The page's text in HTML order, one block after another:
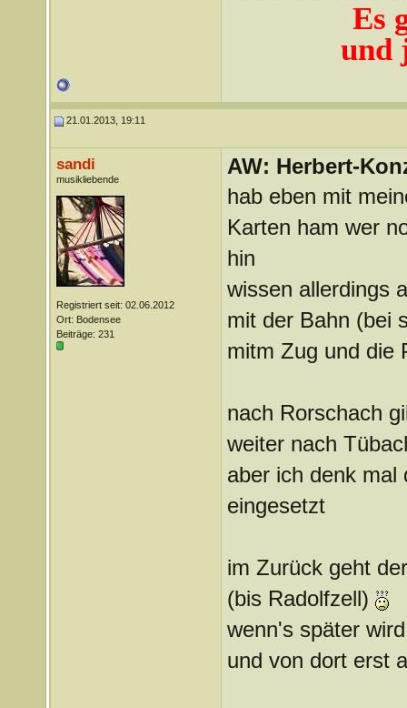
Es
und
21.01.2013, 19:11
sandi
musikliebende
Registriert seit: 02.06.2012
Ort: Bodensee
Beiträge: 231
AW: Herbert-
hab eben mit
Karten ham wer
hin
wissen allerdings
mit der Bahn (bei
mitm Zug und die
nach Rorschach
weiter nach
aber ich denk mal
eingesetzt
im Zurück geht
(bis Radolfzell)
wenn's später
und von dort erst